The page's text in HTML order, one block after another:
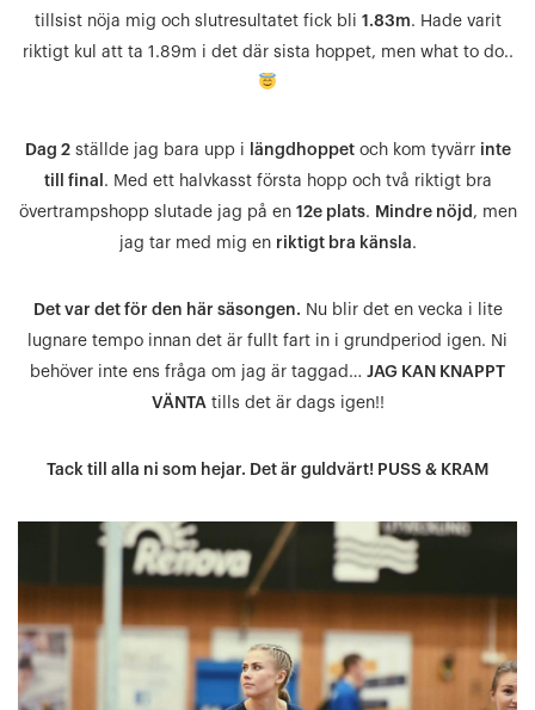
tillsist nöja mig och slutresultatet fick bli 1.83m. Hade varit
riktigt kul att ta 1.89m i det där sista hoppet, men what to do..
Dag 2ställde jag bara upp i längdhoppetoch kom tyvärr inte
till final . Med ett halvkasst första hopp och två riktigt bra
övertrampshopp slutade jag på en 12e plats. Mindre nöjd , men
jag tar med mig en riktigt bra känsla.
Det var det för den här säsongen. Nu blir det en vecka i lite
lugnare tempo innan det är fullt fart in i grundperiod igen. Ni
behöver inte ens fråga om jag är taggad… JAG KAN KNAPPT
VÄNTAtills det är dags igen!!
Tack till alla ni som hejar. Det är guldvärt! PUSS & KRAM